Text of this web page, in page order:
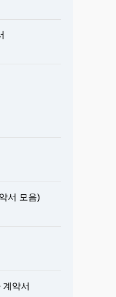
서 모음)
계약서